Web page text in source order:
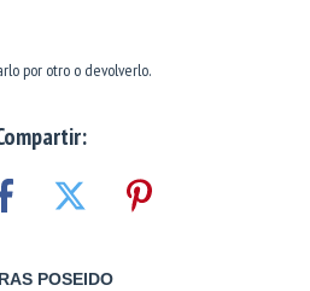
por otro o devolverlo.
POSEIDO